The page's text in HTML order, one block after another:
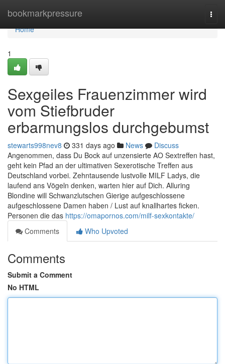
bookmarkpressure
Home
Home
1
Sexgeiles Frauenzimmer wird
vom Stiefbruder
erbarmungslos durchgebumst
stewarts998nev8 331 days ago News
Discuss
Angenommen, dass Du Bock auf unzensierte AO Sextreffen hast,
geht kein Pfad an der ultimativen Sexerotische Treffen aus
Deutschland vorbei. Zehntausende lustvolle MILF Ladys, die
laufend ans Vögeln denken, warten hier auf Dich. Alluring
Blondine will Schwanzlutschen Gierige aufgeschlossene
aufgeschlossene Damen haben / Lust auf knallhartes ficken.
Personen die das https://omapornos.com/milf-sexkontakte/
Comments
Who Upvoted
Comments
Submit a Comment
No HTML